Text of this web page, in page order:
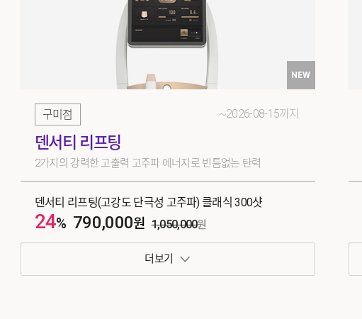
NEW
구미점 ~2026-08-15까지
덴서티 리프팅
2가지의 강력한 고출력 고주파 에너지로 빈틈없는 탄력
덴서티 리프팅(고강도 단극성 고주파) 클래식 300샷
24% 790,000원 1,050,000원
패키지 보기 토글